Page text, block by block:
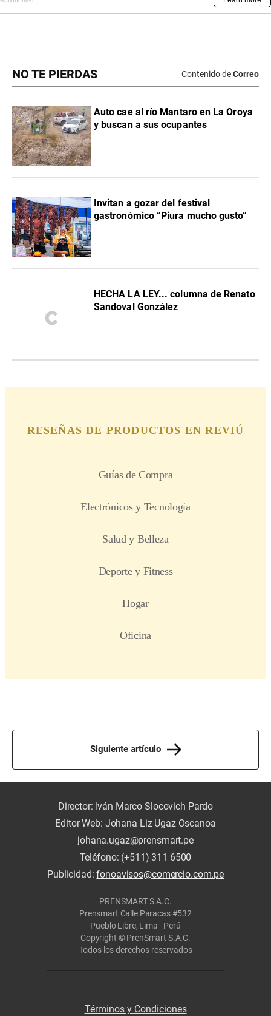
NO TE PIERDAS Contenido deCorreo
Auto cae al río Mantaro en La Oroya
y buscan a sus ocupantes
Invitan a gozar del festival
gastronómico “Piura mucho gusto”
HECHA LA LEY... columna de Renato
Sandoval González
Siguiente artículo
Director: Iván Marco Slocovich Pardo
Editor Web: Johana Liz Ugaz Oscanoa
johana.ugaz@prensmart.pe
Teléfono: (+511) 311 6500
Publicidad:fonoavisos@comercio.com.pe
PRENSMART S.A.C.
Prensmart Calle Paracas #532
Pueblo Libre, Lima - Perú
Copyright © PrenSmart S.A.C.
Todos los derechos reservados
Términos y Condiciones